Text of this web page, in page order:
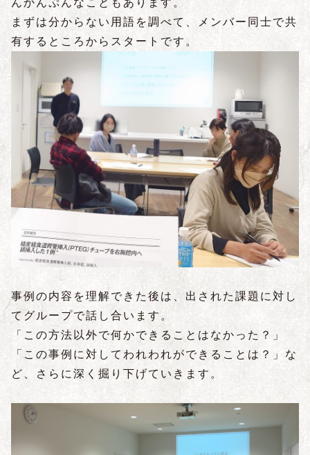
んかんぷんなこともあります。
まずは分からない用語を調べて、メンバー同士で共
有するところからスタートです。
事例の内容を理解できた後は、出された課題に対し
てグループで話し合います。
「この方法以外で何かできることはなかった？」
「この事例に対してわれわれができることは？」な
ど、さらに深く掘り下げていきます。